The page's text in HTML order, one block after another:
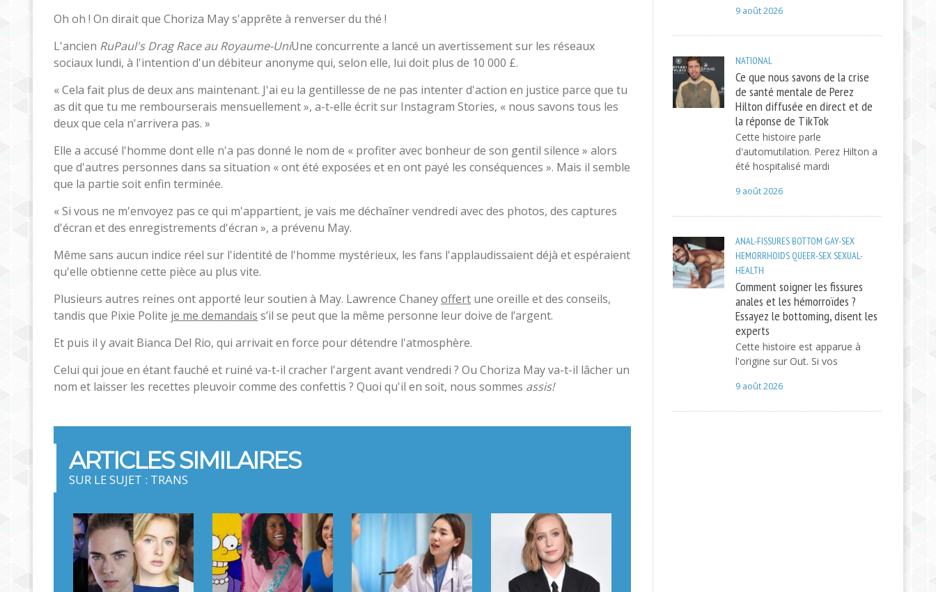
Oh oh ! On dirait que Choriza May s'apprête à renverser du thé !
L'ancien RuPaul's Drag Race au Royaume-UniUne concurrente a lancé un avertissement sur les réseaux
sociaux lundi, à l'intention d'un débiteur anonyme qui, selon elle, lui doit plus de 10 000 £.
« Cela fait plus de deux ans maintenant. J'ai eu la gentillesse de ne pas intenter d'action en justice parce que tu
as dit que tu me rembourserais mensuellement », a-t-elle écrit sur Instagram Stories, « nous savons tous les
deux que cela n'arrivera pas. »
Elle a accusé l'homme dont elle n'a pas donné le nom de « profiter avec bonheur de son gentil silence » alors
que d'autres personnes dans sa situation « ont été exposées et en ont payé les conséquences ». Mais il semble
que la partie soit enfin terminée.
« Si vous ne m'envoyez pas ce qui m'appartient, je vais me déchaîner vendredi avec des photos, des captures
d'écran et des enregistrements d'écran », a prévenu May.
Même sans aucun indice réel sur l'identité de l'homme mystérieux, les fans l'applaudissaient déjà et espéraient
qu'elle obtienne cette pièce au plus vite.
Plusieurs autres reines ont apporté leur soutien à May. Lawrence Chaneyoffert une oreille et des conseils,
tandis que Pixie Polite je me demandais s’il se peut que la même personne leur doive de l’argent.
Et puis il y avait Bianca Del Rio, qui arrivait en force pour détendre l'atmosphère.
Celui qui joue en étant fauché et ruiné va-t-il cracher l'argent avant vendredi ? Ou Choriza May va-t-il lâcher un
nom et laisser les recettes pleuvoir comme des confettis ? Quoi qu'il en soit, nous sommes assis!
ARTICLES SIMILAIRES
SUR LE SUJET : TRANS
9 août 2026
NATIONAL
Ce que nous savons de la crise
de santé mentale de Perez
Hilton diffusée en direct et de
la réponse de TikTok
Cette histoire parle
d'automutilation. Perez Hilton a
été hospitalisé mardi
9 août 2026
ANAL-FISSURES BOTTOM GAY-SEX
HEMORRHOIDS QUEER-SEXSEXUAL-
HEALTH
Comment soigner les fissures
anales et les hémorroïdes ?
Essayez le bottoming, disent les
experts
Cette histoire est apparue à
l'origine sur Out. Si vos
9 août 2026